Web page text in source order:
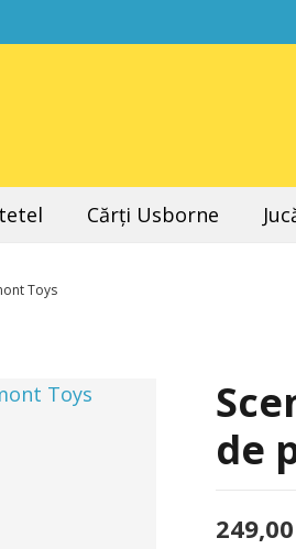
Cărți Usborne
Toys
de
249,00